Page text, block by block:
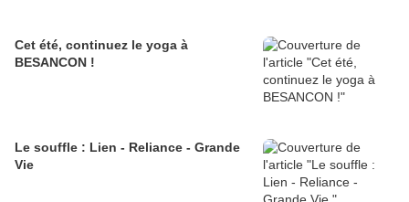
Cet été, continuez le yoga à
BESANCON !
Le souffle : Lien - Reliance - Grande
Vie